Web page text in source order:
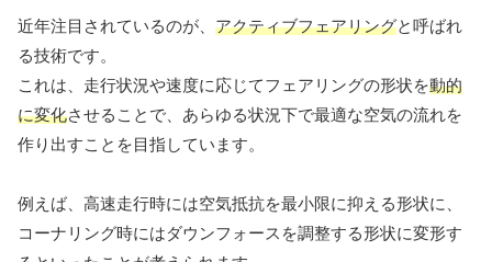
近年注目されているのが、 アクティブフェアリングと呼ばれ
る技術です。
これは、走行状況や速度に応じてフェアリングの形状を動的
に変化させることで、あらゆる状況下で最適な空気の流れを
作り出すことを目指しています。
例えば、高速走行時には空気抵抗を最小限に抑える形状に、
コーナリング時にはダウンフォースを調整する形状に変形す